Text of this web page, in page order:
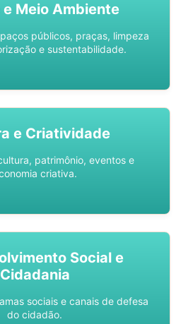
e Meio Ambiente
públicos, praças, limpeza
e sustentabilidade.
e Criatividade
patrimônio, eventos e
criativa.
Social e
Cidadania
sociais e canais de defesa
do cidadão.